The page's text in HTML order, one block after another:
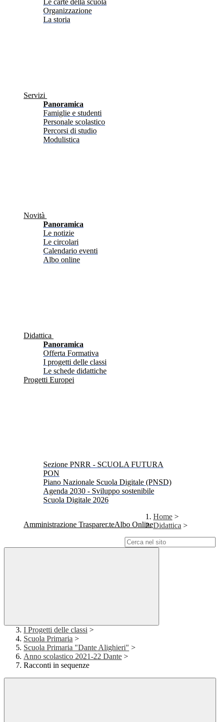
Le carte della scuola
Organizzazione
La storia
Servizi
Panoramica
Famiglie e studenti
Personale scolastico
Percorsi di studio
Modulistica
Novità
Panoramica
Le notizie
Le circolari
Calendario eventi
Albo online
Didattica
Panoramica
Offerta Formativa
I progetti delle classi
Le schede didattiche
Progetti Europei
Sezione PNRR - SCUOLA FUTURA
PON
Piano Nazionale Scuola Digitale (PNSD)
Agenda 2030 - Sviluppo sostenibile
Scuola Digitale 2026
Amministrazione TrasparenteAlbo Online
Home >
Didattica >
I Progetti delle classi >
Scuola Primaria >
Scuola Primaria "Dante Alighieri" >
Anno scolastico 2021-22 Dante >
Racconti in sequenze